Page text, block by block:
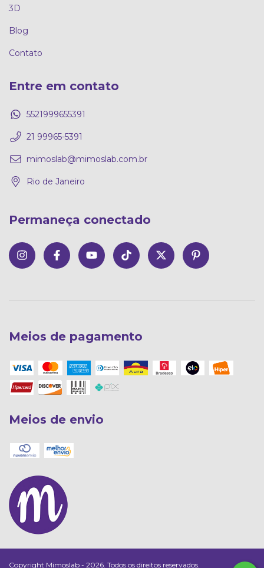
3D
Blog
Contato
Entre em contato
5521999655391
21 99965-5391
mimoslab@mimoslab.com.br
Rio de Janeiro
Permaneça conectado
Meios de pagamento
Meios de envio
Copyright Mimoslab - 2026. Todos os direitos reservados.